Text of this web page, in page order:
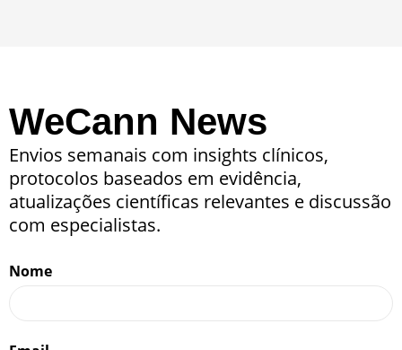
WeCann News
Envios semanais com insights clínicos,
protocolos baseados em evidência,
atualizações científicas relevantes e discussão
com especialistas.
Nome